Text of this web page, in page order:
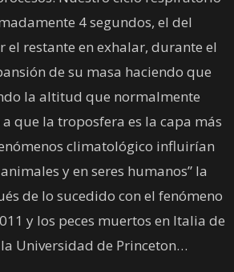
4 segundos, el del
restante en exhalar, durante el
de su masa haciendo que
la altitud que normalmente
que la troposfera es la capa más
climatológico influirían
y en seres humanos” la
de lo sucedido con el fenómeno
y los peces muertos en Italia de
Universidad de Princeton…